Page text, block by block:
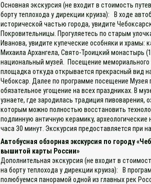
Основная экскурсия (не входит в стоимость
борту теплохода у дирекции круиза): В ходе
исторической частью города, увидите
Покровительницы. Прогуляетесь по старым
Иванова, увидите купеческие особняки и храмы:
Михаила Архангела, Свято-Троицкий монастырь
национальный музей. Посещение мемориального
площадка откуда открывается прекрасный вид
Чебоксар. Далее по программе посещение
обязательное угощение на всех праздниках. В
узнаете, где зародилась традиция
которым можно полностью восстановить
подлинную античную керамику,
часа 30 минут. Экскурсия предоставляется при
Автобусная обзорная экскурсия по городу
вышитой карты России»
Дополнительная экскурсия (не входит в
на борту теплохода у дирекции круиза): В
полюбуемся панорамой одной из главных рек